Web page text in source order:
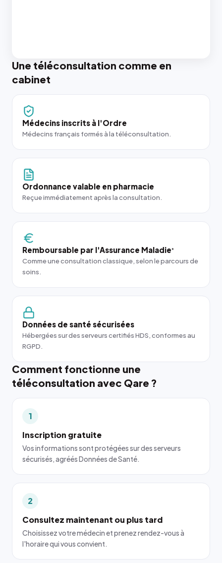
Une téléconsultation comme en
cabinet
Médecins inscrits à l'Ordre
Médecins français formés à la téléconsultation.
Ordonnance valable en pharmacie
Reçue immédiatement après la consultation.
Remboursable par l'Assurance Maladie*
Comme une consultation classique, selon le parcours de
soins.
Données de santé sécurisées
Hébergées sur des serveurs certifiés HDS, conformes au
RGPD.
Comment fonctionne une
téléconsultation avec Qare ?
1
Inscription gratuite
Vos informations sont protégées sur des serveurs
sécurisés, agréés Données de Santé.
2
Consultez maintenant ou plus tard
Choisissez votre médecin et prenez rendez-vous à
l'horaire qui vous convient.